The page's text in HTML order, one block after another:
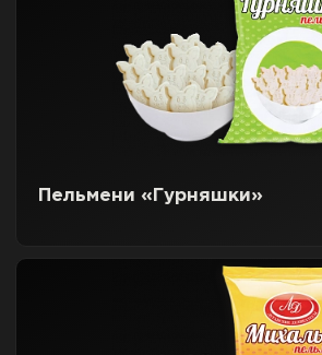
Пельмени «Гурняшки»